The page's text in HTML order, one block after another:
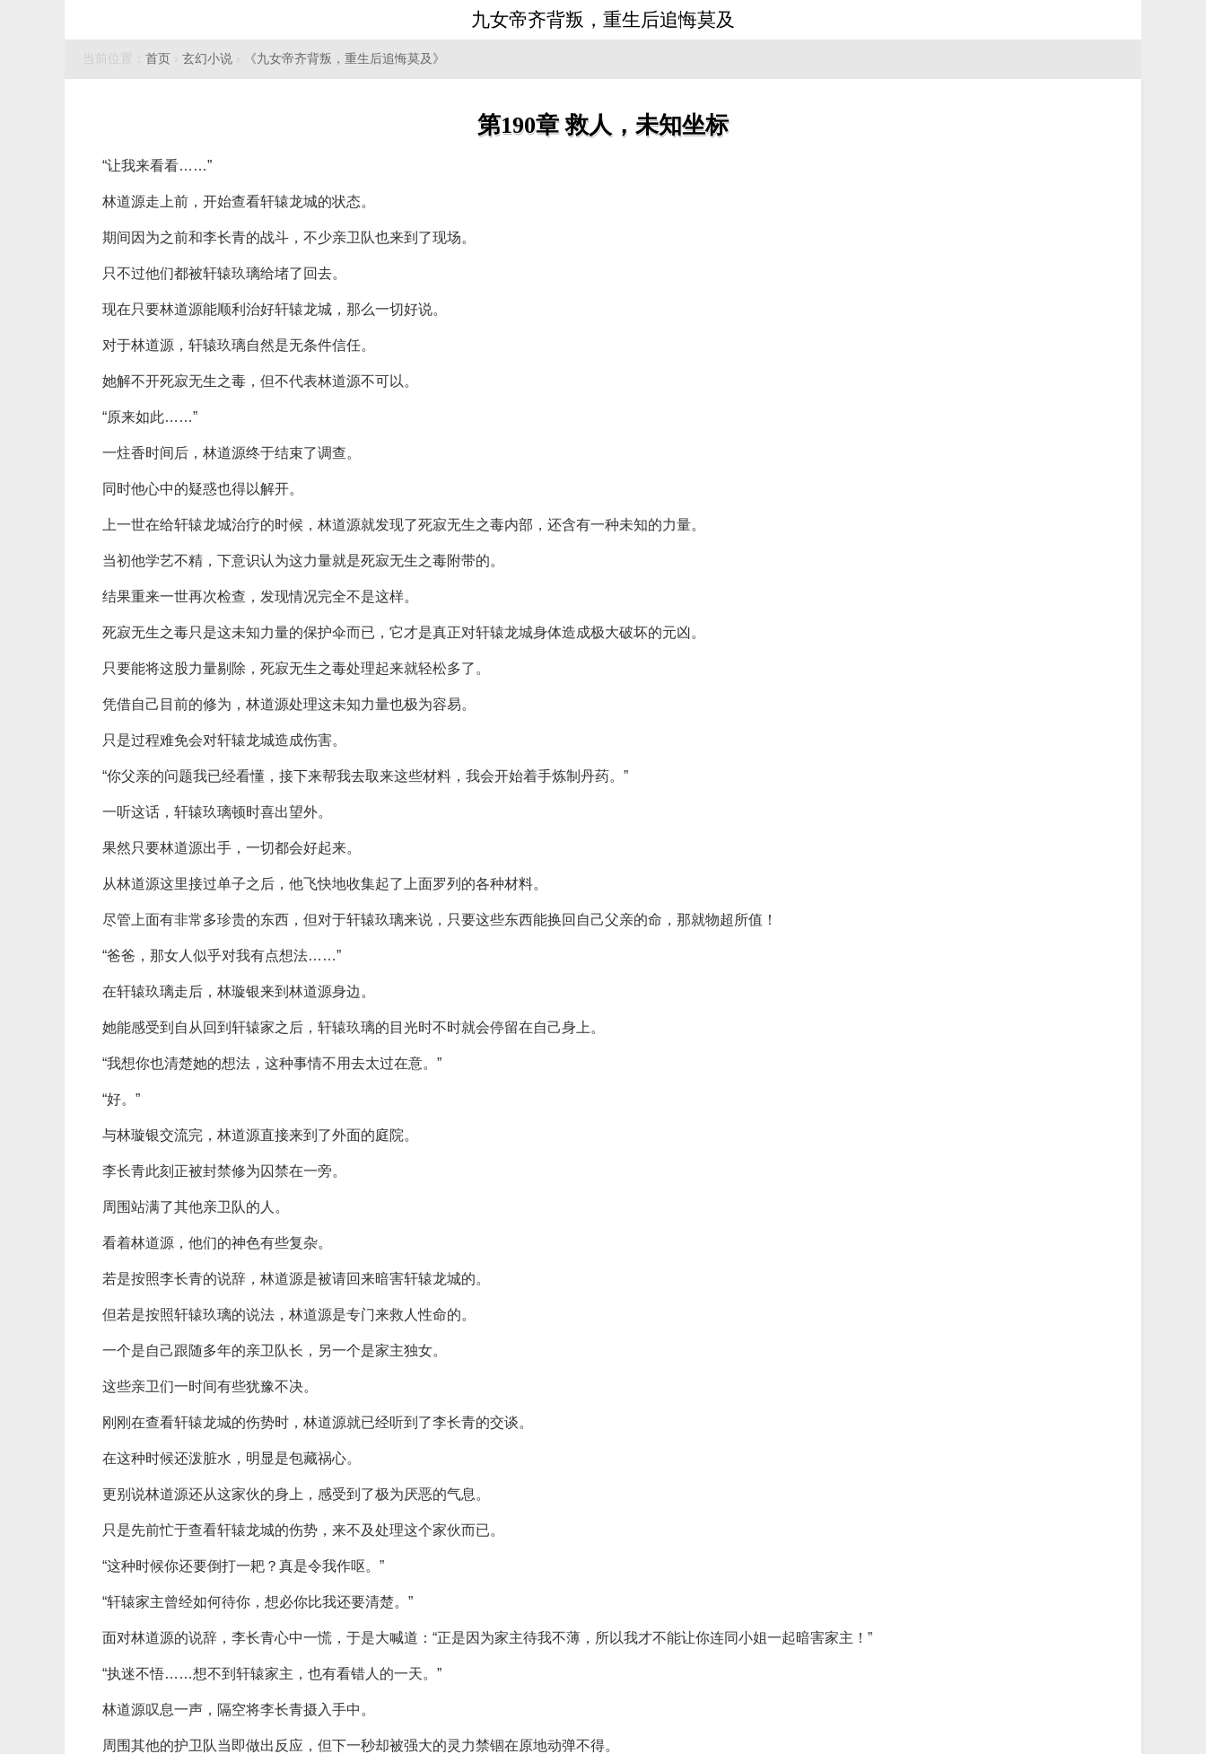
九女帝齐背叛，重生后追悔莫及
当前位置： 首页 › 玄幻小说 › 《九女帝齐背叛，重生后追悔莫及》
第190章 救人，未知坐标
“让我来看看……”
林道源走上前，开始查看轩辕龙城的状态。
期间因为之前和李长青的战斗，不少亲卫队也来到了现场。
只不过他们都被轩辕玖璃给堵了回去。
现在只要林道源能顺利治好轩辕龙城，那么一切好说。
对于林道源，轩辕玖璃自然是无条件信任。
她解不开死寂无生之毒，但不代表林道源不可以。
“原来如此……”
一炷香时间后，林道源终于结束了调查。
同时他心中的疑惑也得以解开。
上一世在给轩辕龙城治疗的时候，林道源就发现了死寂无生之毒内部，还含有一种未知的力量。
当初他学艺不精，下意识认为这力量就是死寂无生之毒附带的。
结果重来一世再次检查，发现情况完全不是这样。
死寂无生之毒只是这未知力量的保护伞而已，它才是真正对轩辕龙城身体造成极大破坏的元凶。
只要能将这股力量剔除，死寂无生之毒处理起来就轻松多了。
凭借自己目前的修为，林道源处理这未知力量也极为容易。
只是过程难免会对轩辕龙城造成伤害。
“你父亲的问题我已经看懂，接下来帮我去取来这些材料，我会开始着手炼制丹药。”
一听这话，轩辕玖璃顿时喜出望外。
果然只要林道源出手，一切都会好起来。
从林道源这里接过单子之后，他飞快地收集起了上面罗列的各种材料。
尽管上面有非常多珍贵的东西，但对于轩辕玖璃来说，只要这些东西能换回自己父亲的命，那就物超所值！
“爸爸，那女人似乎对我有点想法……”
在轩辕玖璃走后，林璇银来到林道源身边。
她能感受到自从回到轩辕家之后，轩辕玖璃的目光时不时就会停留在自己身上。
“我想你也清楚她的想法，这种事情不用去太过在意。”
“好。”
与林璇银交流完，林道源直接来到了外面的庭院。
李长青此刻正被封禁修为囚禁在一旁。
周围站满了其他亲卫队的人。
看着林道源，他们的神色有些复杂。
若是按照李长青的说辞，林道源是被请回来暗害轩辕龙城的。
但若是按照轩辕玖璃的说法，林道源是专门来救人性命的。
一个是自己跟随多年的亲卫队长，另一个是家主独女。
这些亲卫们一时间有些犹豫不决。
刚刚在查看轩辕龙城的伤势时，林道源就已经听到了李长青的交谈。
在这种时候还泼脏水，明显是包藏祸心。
更别说林道源还从这家伙的身上，感受到了极为厌恶的气息。
只是先前忙于查看轩辕龙城的伤势，来不及处理这个家伙而已。
“这种时候你还要倒打一耙？真是令我作呕。”
“轩辕家主曾经如何待你，想必你比我还要清楚。”
面对林道源的说辞，李长青心中一慌，于是大喊道：“正是因为家主待我不薄，所以我才不能让你连同小姐一起暗害家主！”
“执迷不悟……想不到轩辕家主，也有看错人的一天。”
林道源叹息一声，隔空将李长青摄入手中。
周围其他的护卫队当即做出反应，但下一秒却被强大的灵力禁锢在原地动弹不得。